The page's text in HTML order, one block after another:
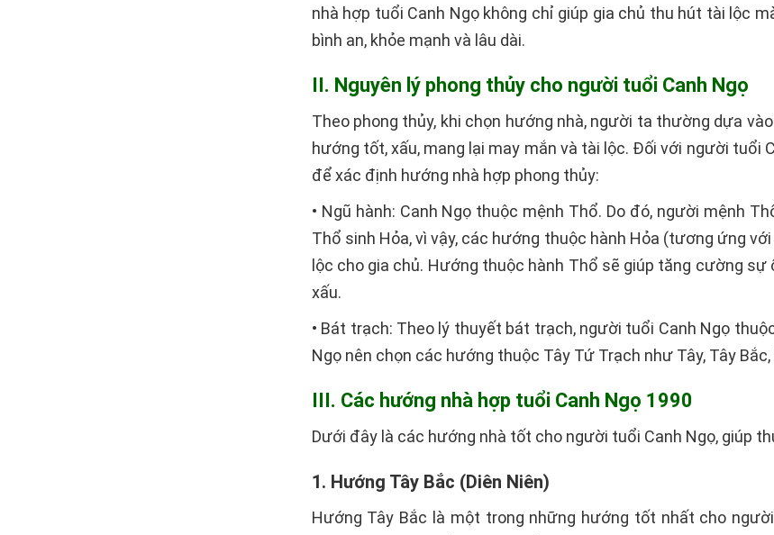
nhà hợp tuổi Canh Ngọ không chỉ giúp gia chủ thu hút tài lộc
bình an, khỏe mạnh và lâu dài.
II. Nguyên lý phong thủy cho người tuổi Canh Ngọ
Theo phong thủy, khi chọn hướng nhà, người ta thường dựa
hướng tốt, xấu, mang lại may mắn và tài lộc. Đối với người tuổi
để xác định hướng nhà hợp phong thủy:
• Ngũ hành: Canh Ngọ thuộc mệnh Thổ. Do đó, người mệnh
Thổ sinh Hỏa, vì vậy, các hướng thuộc hành Hỏa (tương ứng
lộc cho gia chủ. Hướng thuộc hành Thổ sẽ giúp tăng cường
xấu.
• Bát trạch: Theo lý thuyết bát trạch, người tuổi Canh Ngọ
Ngọ nên chọn các hướng thuộc Tây Tứ Trạch như Tây, Tây
III. Các hướng nhà hợp tuổi Canh Ngọ 1990
Dưới đây là các hướng nhà tốt cho người tuổi Canh Ngọ, giúp
1. Hướng Tây Bắc (Diên Niên)
Hướng Tây Bắc là một trong những hướng tốt nhất cho